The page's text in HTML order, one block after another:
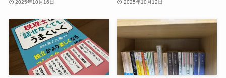
2025年10月16日 2025年10月12日